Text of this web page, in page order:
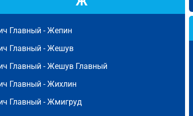
Главный -Жепин
Главный -Жешув
Главный -Жешув Главный
Главный -Жихлин
Главный -Жмигруд